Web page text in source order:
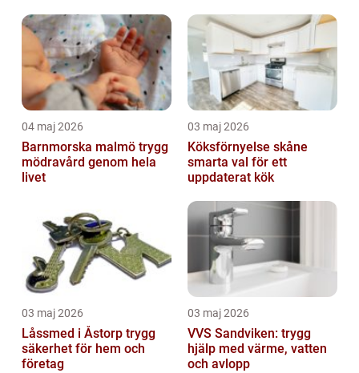
04 maj 2026
Barnmorska malmö trygg
mödravård genom hela
livet
03 maj 2026
Köksförnyelse skåne
smarta val för ett
uppdaterat kök
03 maj 2026
Låssmed i Åstorp trygg
säkerhet för hem och
företag
03 maj 2026
VVS Sandviken: trygg
hjälp med värme, vatten
och avlopp